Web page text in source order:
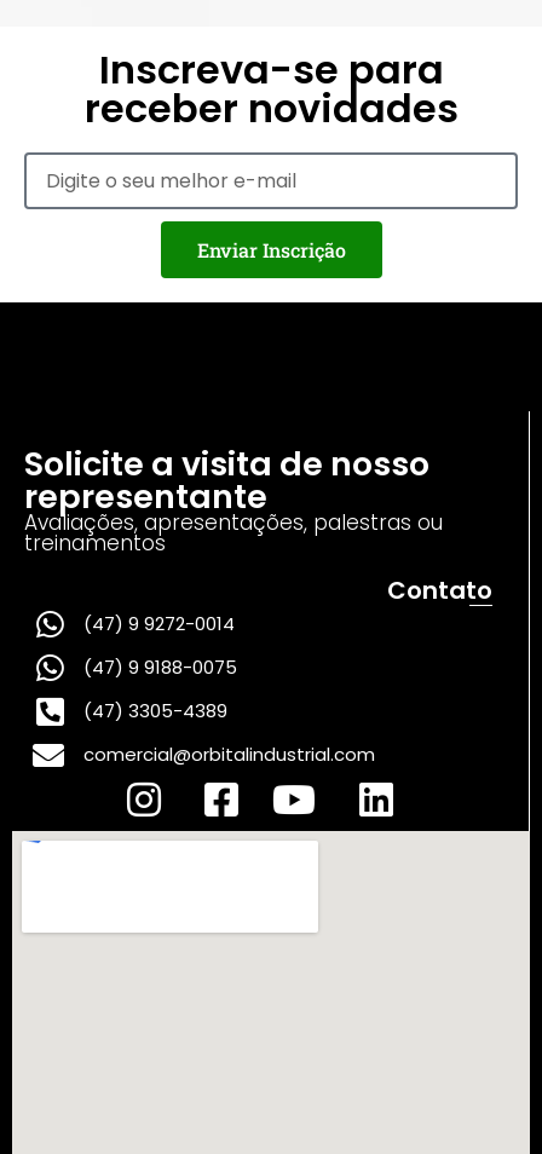
Inscreva-se para
receber novidades
Enviar Inscrição
Solicite a visita de nosso
representante
Avaliações, apresentações, palestras ou
treinamentos
Contato
(47) 9 9272-0014
(47) 9 9188-0075
(47) 3305-4389
comercial@orbitalindustrial.com